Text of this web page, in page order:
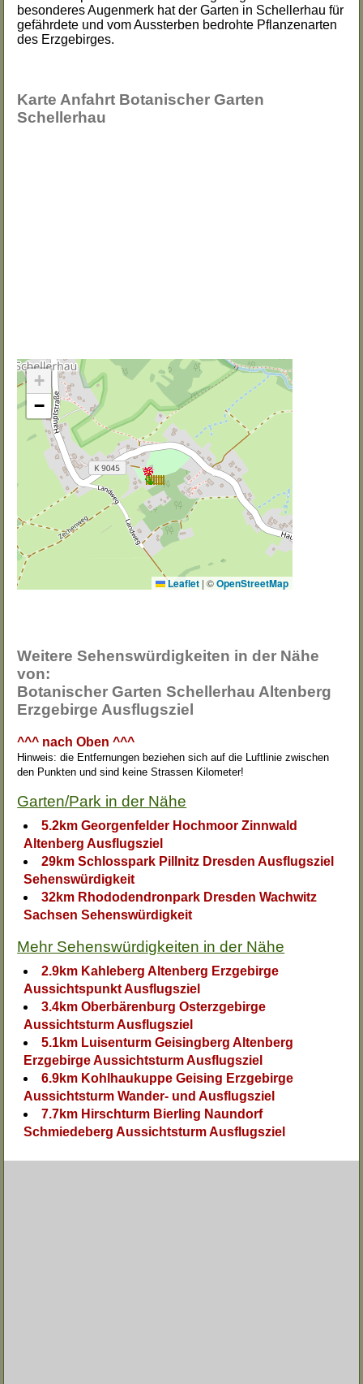
besonderes Augenmerk hat der Garten in Schellerhau für
gefährdete und vom Aussterben bedrohte Pflanzenarten
des Erzgebirges.
Karte Anfahrt Botanischer Garten
Schellerhau
+
−
Leaflet | ©OpenStreetMap
Weitere Sehenswürdigkeiten in der Nähe
von:
Botanischer Garten Schellerhau Altenberg
Erzgebirge Ausflugsziel
^^^ nach Oben ^^^
Hinweis: die Entfernungen beziehen sich auf die Luftlinie zwischen
den Punkten und sind keine Strassen Kilometer!
Garten/Park in der Nähe
5.2km Georgenfelder Hochmoor Zinnwald
Altenberg Ausflugsziel
29km Schlosspark Pillnitz Dresden Ausflugsziel
Sehenswürdigkeit
32km Rhododendronpark Dresden Wachwitz
Sachsen Sehenswürdigkeit
Mehr Sehenswürdigkeiten in der Nähe
2.9km Kahleberg Altenberg Erzgebirge
Aussichtspunkt Ausflugsziel
3.4km Oberbärenburg Osterzgebirge
Aussichtsturm Ausflugsziel
5.1km Luisenturm Geisingberg Altenberg
Erzgebirge Aussichtsturm Ausflugsziel
6.9km Kohlhaukuppe Geising Erzgebirge
Aussichtsturm Wander- und Ausflugsziel
7.7km Hirschturm Bierling Naundorf
Schmiedeberg Aussichtsturm Ausflugsziel